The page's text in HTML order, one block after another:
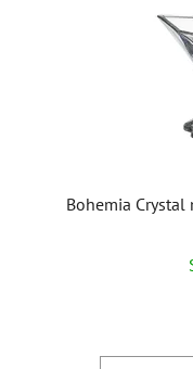
Bohemia